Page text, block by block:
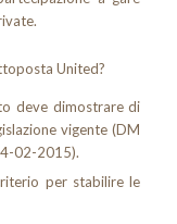
United?
deve dimostrare di
vigente (DM
02-2015).
per stabilire le